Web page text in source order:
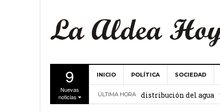
9
Nuevas
noticias
INICIO POLÍTICA SOCIEDAD
ÚLTIMA HORA
La Comunidad de
distribución del agua